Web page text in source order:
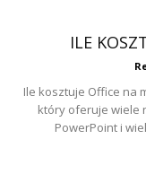
ILE
Ile kosztuje Office na
który oferuje wiele
PowerPoint i